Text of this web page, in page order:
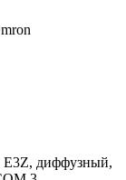
E3Z, диффузный,